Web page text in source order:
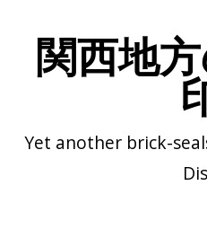
関西地
Yet another brick-